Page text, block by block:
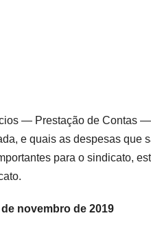
— Prestação de Contas
e quais as despesas que
para o sindicato,
novembro de 2019